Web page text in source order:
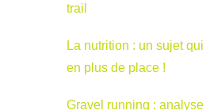
trail
La nutrition : un sujet
en plus de place !
Gravel running :